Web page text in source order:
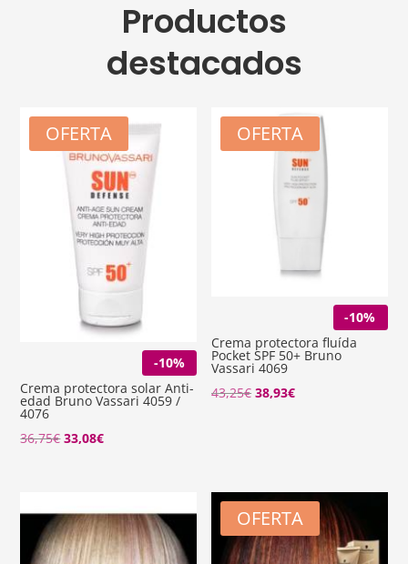
Productos
destacados
OFERTA
-10%
Crema protectora solar Anti-
edad Bruno Vassari 4059 /
4076
36,75€El
36,75€.
33,08€El
33,08€.
OFERTA
-10%
Crema protectora fluída
Pocket SPF 50+ Bruno
Vassari 4069
43,25€ El
38,93€El
OFERTA